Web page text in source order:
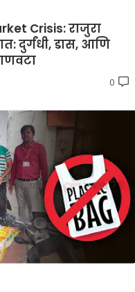
Crisis: राजुरा
दुर्गंधी, डास, आणि
0